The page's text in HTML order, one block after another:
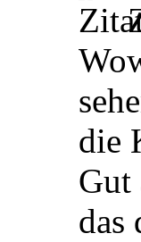
die
Gut
das